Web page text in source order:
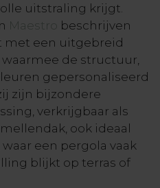
uitstraling krijgt.
Maestro
beschrijven
met een uitgebreid
de structuur,
gepersonaliseerd
zijn bijzondere
verkrijgbaar als
ook ideaal
een pergola vaak
blijkt op terras of